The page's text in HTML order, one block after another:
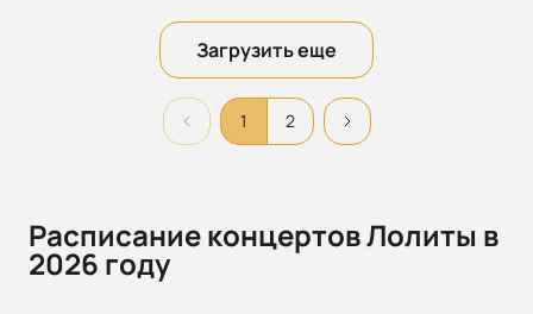
Загрузить еще
1 2
Расписание концертов Лолиты в
2026 году